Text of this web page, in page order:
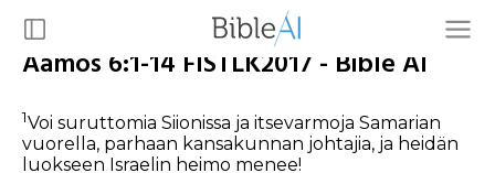
Aamos 6:1-14 FISTLK2017 - Bible AI
1Voi suruttomia Siionissa ja itsevarmoja Samarian
vuorella, parhaan kansakunnan johtajia, ja heidän
luokseen Israelin heimo menee!